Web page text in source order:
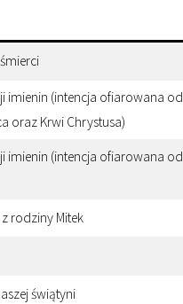
imienin (intencja ofiarowana od
oraz Krwi Chrystusa)
imienin (intencja ofiarowana od
z rodziny Mitek
świątyni